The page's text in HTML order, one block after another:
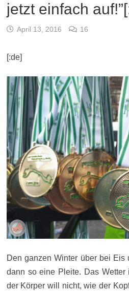
jetzt einfach
April 13, 2016 16
[:de]
Den ganzen Winter über bei Eis
dann so eine Pleite. Das
der Körper will nicht, wie der